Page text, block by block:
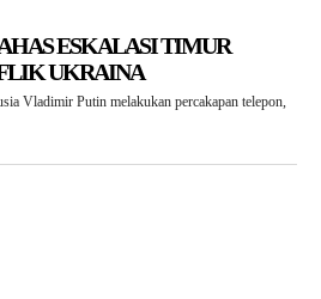
ESKALASI TIMUR
UKRAINA
Vladimir Putin melakukan percakapan telepon,